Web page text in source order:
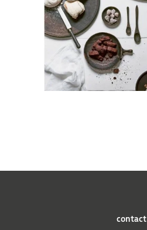
contact